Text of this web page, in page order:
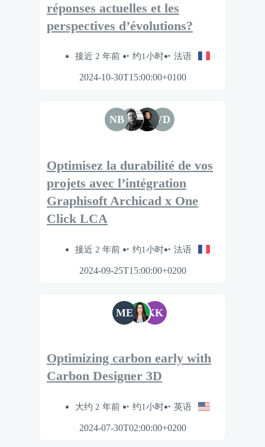
réponses actuelles et les
perspectives d’évolutions?
接近 2 年前 约1小时 法语
2024-10-30T15:00:00+0100
NB VD
Optimisez la durabilité de vos
projets avec l’intégration
Graphisoft Archicad x One
Click LCA
接近 2 年前 约1小时 法语
2024-09-25T15:00:00+0200
ME KK
Optimizing carbon early with
Carbon Designer 3D
大约 2 年前 约1小时 英语
2024-07-30T02:00:00+0200